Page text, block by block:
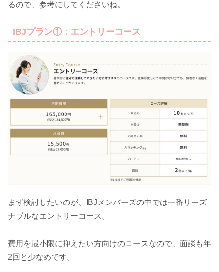
るので、参考にしてくださいね。
IBJプラン①：エントリーコース
まず検討したいのが、IBJメンバーズの中では一番リーズ
ナブルなエントリーコース。
費用を最小限に抑えたい方向けのコースなので、面談も年
2回と少なめです。